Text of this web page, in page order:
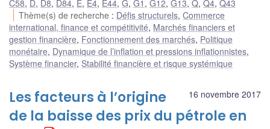
C58, D, D8, D84, E, E4, E44, G, G1 , G12, G13, Q, Q4, Q43
Thème(s) de recherche : Défis structurels,Commerce
international, finance et compétitivité, Marchés financiers et
gestion financière, Fonctionnement des marchés, Politique
monétaire, Dynamique de l’inflation et pressions inflationnistes,
Système financier, Stabilité financière et risque systémique
16 novembre 2017
Les facteurs à l’origine
de la baisse des prix du pétrole en